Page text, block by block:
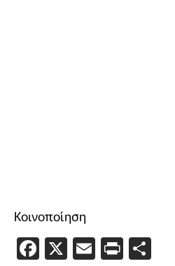
Κοινοποίηση
Facebook
X Email